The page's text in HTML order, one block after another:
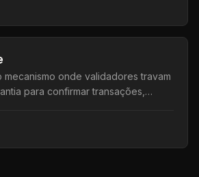
onde validadores travam
para confirmar transações,